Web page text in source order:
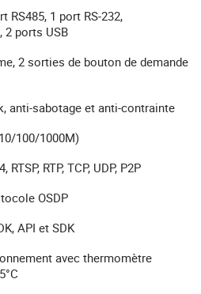
RS485, 1 port RS-232,
2 ports USB
2 sorties de bouton de demande
anti-sabotage et anti-contrainte
100/1000M)
RTP, TCP, UDP, P2P
OSDP
API et SDK
avec thermomètre